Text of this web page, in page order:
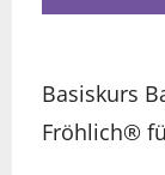
Basiskurs
Fröhlich®